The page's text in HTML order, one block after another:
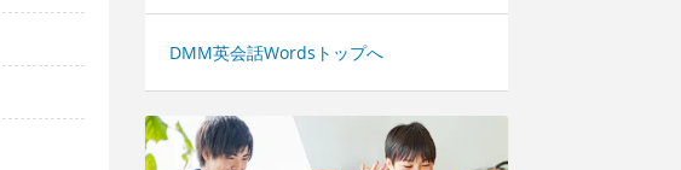
DMM英会話Wordsトップへ